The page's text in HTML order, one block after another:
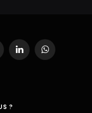
LinkedInWhatsApp
?